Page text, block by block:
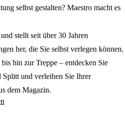
selbst gestalten? Maestro macht es
stellt seit über 30 Jahren
her, die Sie selbst verlegen können.
hin zur Treppe – entdecken Sie
Splitt und verleihen Sie Ihrer
dem Magazin.